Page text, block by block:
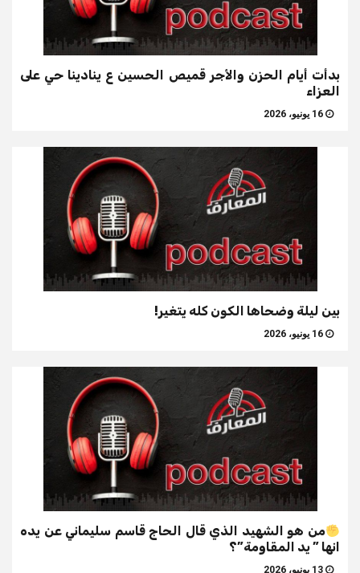
بدأت أيام الحزن والأجر قميص الحسين ع ينادينا حي على
العزاء
بين ليلة وضحاها الكون كله يتغير!
من هو الشهيد الذي قال الحاج قاسم سليماني عن يده
انها ” يد المقاومة”؟